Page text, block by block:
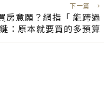
下一篇 →
房意願？網指「 能跨過
：原本就要買的多預算